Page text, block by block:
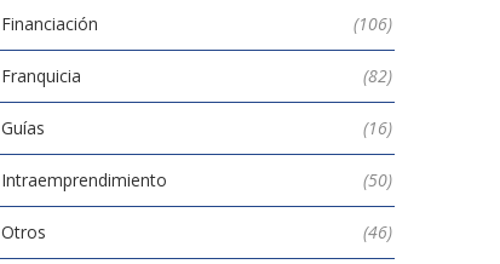
Financiación (106)
Franquicia (82)
Guías (16)
Intraemprendimiento (50)
Otros (46)